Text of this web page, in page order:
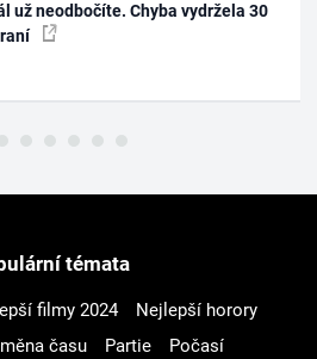
už neodbočíte. Chyba vydržela 30
témata
filmy 2024
Nejlepší horory
času Partie
Počasí